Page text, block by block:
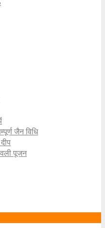
जैन विधि
पूजन